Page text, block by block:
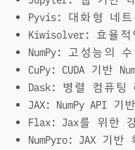
Pyvis: 대화형 네
Kiwisolver: 효율
NumPy: 고성능의
CuPy: CUDA 기반
Dask: 병렬 컴퓨팅
JAX: NumPy API
Flax: Jax를 위한
NumPyro: JAX 기